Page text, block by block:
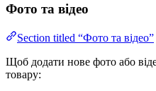
Фото та відео
Section titled “Фото та відео”
Щоб додати нове фото або
товару: